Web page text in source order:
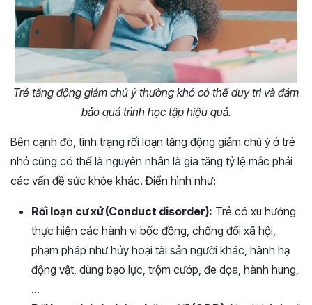
Trẻ tăng động giảm chú ý thường khó có thể duy trì và đảm
bảo quá trình học tập hiệu quả.
Bên cạnh đó, tình trạng rối loạn tăng động giảm chú ý ở trẻ
nhỏ cũng có thể là nguyên nhân là gia tăng tỷ lệ mắc phải
các vấn đề sức khỏe khác. Điển hình như:
Rối loạn cư xử (Conduct disorder): Trẻ có xu hướng
thực hiện các hành vi bốc đồng, chống đối xã hội,
phạm pháp như hủy hoại tài sản người khác, hành hạ
động vật, dùng bạo lực, trộm cướp, đe dọa, hành hung,
…